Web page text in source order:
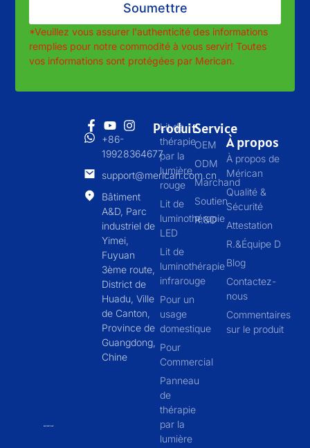
Soumettre
*Veuillez vous assurer l'authenticité des informations
remplies pour notre commodité à vous servir! Toutes
vos informations sont protégées par Merican.
+86-
19928364677
support@merican.com.cn
Bâtiment
A&D, Parc
industriel de
Yimei,
Fuyuan
3ème route,
District de
Huadu, Ville
de Canton,
Province de
Guangdong,
Chine
Produit
Lit de
thérapie
par la
lumière
rouge
Lit de
luminothérapie
LED
Lit de
luminothérapie
infrarouge
Pour un
usage
domestique
Pour
Commercial
Panneau
de
thérapie
par la
lumière
Service
OEM
ODM
Marchand
Soutien
R.&D
À propos
À propos de
Mérican
Qualité &
Sécurité
Attestation
R.&Équipe D
Blog
Contactez-
nous
Commentaires
sur le produit